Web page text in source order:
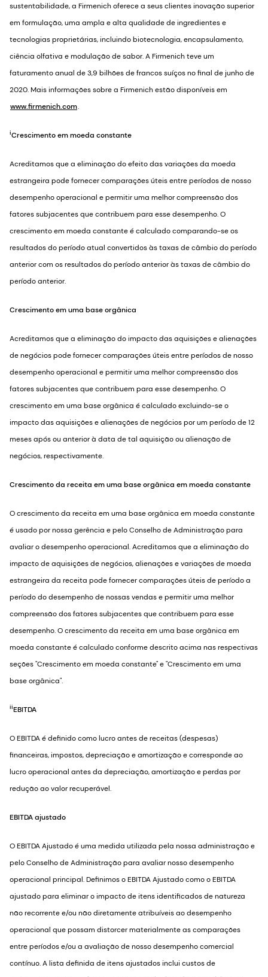
sustentabilidade, a Firmenich oferece a seus clientes inovação superior
em formulação, uma ampla e alta qualidade de ingredientes e
tecnologias proprietárias, incluindo biotecnologia, encapsulamento,
ciência olfativa e modulação de sabor. A Firmenich teve um
faturamento anual de 3,9 bilhões de francos suíços no final de junho de
2020. Mais informações sobre a Firmenich estão disponíveis em
www.firmenich.com.
iCrescimento em moeda constante
Acreditamos que a eliminação do efeito das variações da moeda
estrangeira pode fornecer comparações úteis entre períodos de nosso
desempenho operacional e permitir uma melhor compreensão dos
fatores subjacentes que contribuem para esse desempenho. O
crescimento em moeda constante é calculado comparando-se os
resultados do período atual convertidos às taxas de câmbio do período
anterior com os resultados do período anterior às taxas de câmbio do
período anterior.
Crescimento em uma base orgânica
Acreditamos que a eliminação do impacto das aquisições e alienações
de negócios pode fornecer comparações úteis entre períodos de nosso
desempenho operacional e permitir uma melhor compreensão dos
fatores subjacentes que contribuem para esse desempenho. O
crescimento em uma base orgânica é calculado excluindo-se o
impacto das aquisições e alienações de negócios por um período de 12
meses após ou anterior à data de tal aquisição ou alienação de
negócios, respectivamente.
Crescimento da receita em uma base orgânica em moeda constante
O crescimento da receita em uma base orgânica em moeda constante
é usado por nossa gerência e pelo Conselho de Administração para
avaliar o desempenho operacional. Acreditamos que a eliminação do
impacto de aquisições de negócios, alienações e variações de moeda
estrangeira da receita pode fornecer comparações úteis de período a
período do desempenho de nossas vendas e permitir uma melhor
compreensão dos fatores subjacentes que contribuem para esse
desempenho. O crescimento da receita em uma base orgânica em
moeda constante é calculado conforme descrito acima nas respectivas
seções "Crescimento em moeda constante" e "Crescimento em uma
base orgânica".
iiEBITDA
O EBITDA é definido como lucro antes de receitas (despesas)
financeiras, impostos, depreciação e amortização e corresponde ao
lucro operacional antes da depreciação, amortização e perdas por
redução ao valor recuperável.
EBITDA ajustado
O EBITDA Ajustado é uma medida utilizada pela nossa administração e
pelo Conselho de Administração para avaliar nosso desempenho
operacional principal. Definimos o EBITDA Ajustado como o EBITDA
ajustado para eliminar o impacto de itens identificados de natureza
não recorrente e/ou não diretamente atribuíveis ao desempenho
operacional que possam distorcer materialmente as comparações
entre períodos e/ou a avaliação de nosso desempenho comercial
contínuo. A lista definida de itens ajustados inclui custos de